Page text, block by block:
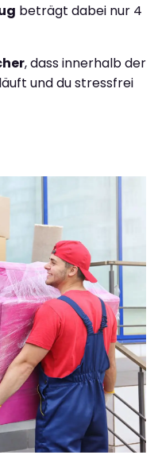
beträgt dabei nur 4
, dass innerhalb der
und du stressfrei